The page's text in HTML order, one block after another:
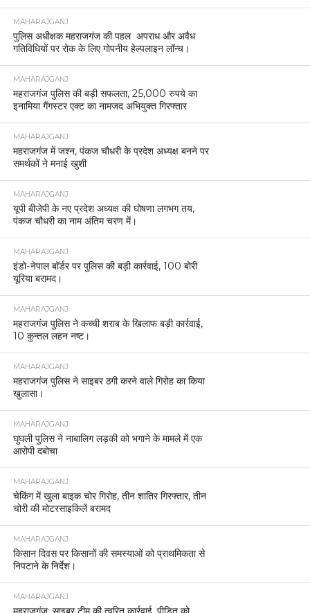
MAHARAJGANJ
पुलिस अधीक्षक महराजगंज की पहल अपराध और अवैध
गतिविधियों पर रोक के लिए गोपनीय हेल्पलाइन लॉन्च।
MAHARAJGANJ
महराजगंज पुलिस की बड़ी सफलता, 25,000 रुपये का
इनामिया गैंगस्टर एक्ट का नामजद अभियुक्त गिरफ्तार
MAHARAJGANJ
महराजगंज में जश्न, पंकज चौधरी के प्रदेश अध्यक्ष बनने पर
समर्थकों ने मनाई खुशी
MAHARAJGANJ
यूपी बीजेपी के नए प्रदेश अध्यक्ष की घोषणा लगभग तय,
पंकज चौधरी का नाम अंतिम चरण में।
MAHARAJGANJ
इंडो-नेपाल बॉर्डर पर पुलिस की बड़ी कार्रवाई, 100 बोरी
यूरिया बरामद।
MAHARAJGANJ
महराजगंज पुलिस ने कच्ची शराब के खिलाफ बड़ी कार्रवाई,
10 कुन्तल लहन नष्ट।
MAHARAJGANJ
महराजगंज पुलिस ने साइबर ठगी करने वाले गिरोह का किया
खुलासा।
MAHARAJGANJ
घुघली पुलिस ने नाबालिग लड़की को भगाने के मामले में एक
आरोपी दबोचा
MAHARAJGANJ
चेकिंग में खुला बाइक चोर गिरोह, तीन शातिर गिरफ्तार, तीन
चोरी की मोटरसाइकिलें बरामद
MAHARAJGANJ
किसान दिवस पर किसानों की समस्याओं को प्राथमिकता से
निपटाने के निर्देश।
MAHARAJGANJ